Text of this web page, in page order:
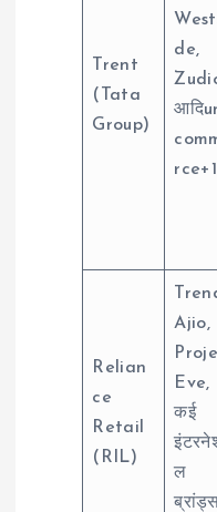
Trent
(Tata
Group)
de,
rce+1
Relian
ce
Retail
(RIL)
Ajio,
Eve,
कई
ल